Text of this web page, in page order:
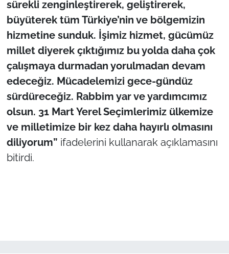
sürekli zenginleştirerek, geliştirerek,
büyüterek tüm Türkiye’nin ve bölgemizin
hizmetine sunduk. İşimiz hizmet, gücümüz
millet diyerek çıktığımız bu yolda daha çok
çalışmaya durmadan yorulmadan devam
edeceğiz. Mücadelemizi gece-gündüz
sürdüreceğiz. Rabbim yar ve yardımcımız
olsun. 31 Mart Yerel Seçimlerimiz ülkemize
ve milletimize bir kez daha hayırlı olmasını
diliyorum” ifadelerini kullanarak açıklamasını
bitirdi.